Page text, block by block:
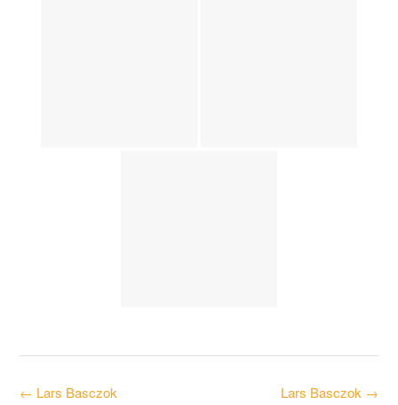
Post Lars Basczok →
← Lars Basczok